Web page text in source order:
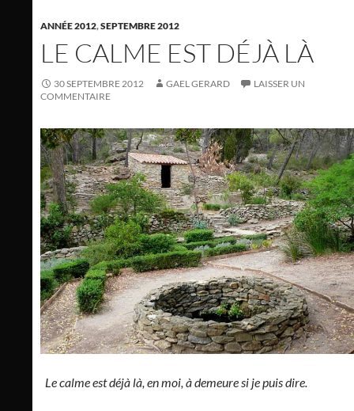
ANNÉE 2012,SEPTEMBRE 2012
LE CALME EST DÉJÀ LÀ
30 SEPTEMBRE 2012 GAEL GERARD
LAISSER UN
COMMENTAIRE
Le calme est déjà là, en moi, à demeure si je puis dire.